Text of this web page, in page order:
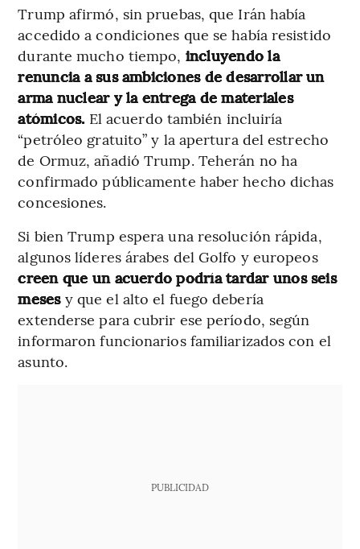
Trump afirmó, sin pruebas, que Irán había
accedido a condiciones que se había resistido
durante mucho tiempo, incluyendo la
renuncia a sus ambiciones de desarrollar un
arma nuclear y la entrega de materiales
atómicos. El acuerdo también incluiría
“petróleo gratuito” y la apertura del estrecho
de Ormuz, añadió Trump. Teherán no ha
confirmado públicamente haber hecho dichas
concesiones.
Si bien Trump espera una resolución rápida,
algunos líderes árabes del Golfo y europeos
creen que un acuerdo podría tardar unos seis
meses y que el alto el fuego debería
extenderse para cubrir ese período, según
informaron funcionarios familiarizados con el
asunto.
PUBLICIDAD